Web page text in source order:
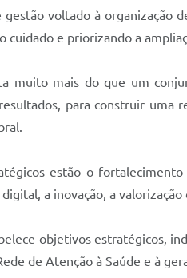
voltado à organização
e priorizando a
muito mais do que um
para construir uma
estão o
a inovação, a
objetivos estratégicos,
de Atenção à Saúde e à